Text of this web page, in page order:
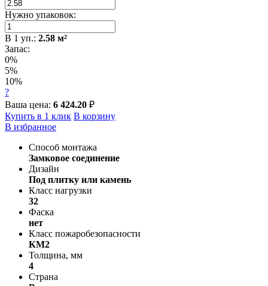
Нужно упаковок:
В 1 уп.: 2.58 м²
Запас:
0%
5%
10%
?
Ваша цена: 6 424.20 ₽
Купить в 1 клик В корзину
В избранное
Способ монтажа
Замковое соединение
Дизайн
Под плитку или камень
Класс нагрузки
32
Фаска
нет
Класс пожаробезопасности
КМ2
Толщина, мм
4
Страна